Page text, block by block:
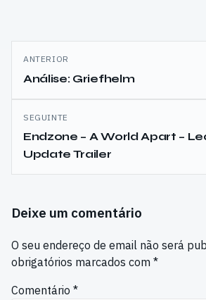
Navegação
de
artigos
ANTERIOR
Análise: Griefhelm
SEGUINTE
Endzone – A World Apart –
Update Trailer
Deixe um comentário
O seu endereço de email não será
obrigatórios marcados com *
Comentário *